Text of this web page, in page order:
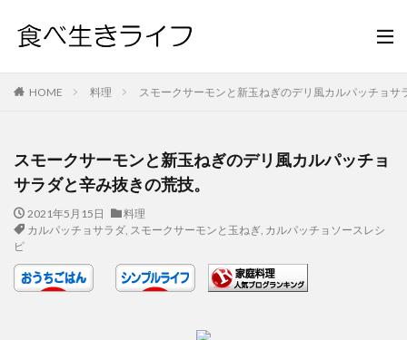
HOME 料理 スモークサーモンと新玉ねぎのデリ風カルパッチョサ
スモークサーモンと新玉ねぎのデリ風カルパッチョ
サラダと辛み抜きの荒技。
2021年5月15日
料理
カルパッチョサラダ, スモークサーモンと玉ねぎ, カルパッチョソースレシ
ピ